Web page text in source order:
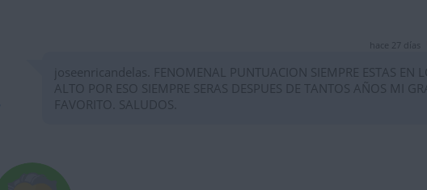
hace 27 días
joseenricandelas. FENOMENAL PUNTUACION SIEMPRE ESTAS EN
ALTO POR ESO SIEMPRE SERAS DESPUES DE TANTOS AÑOS MI
FAVORITO. SALUDOS.